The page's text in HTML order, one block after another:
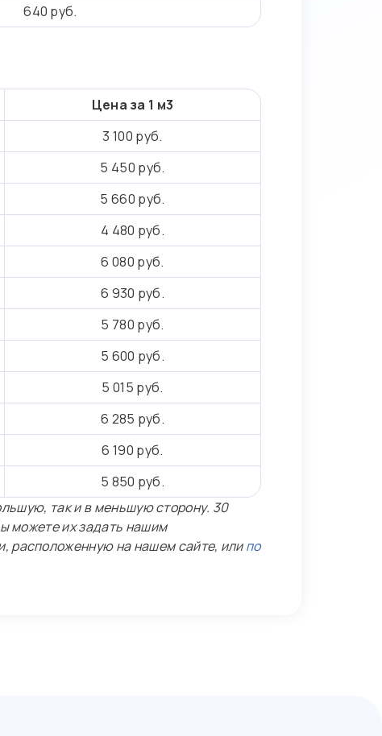
640 руб.
Цена за 1 м3
3 100 руб.
5 450 руб.
5 660 руб.
4 480 руб.
6 080 руб.
6 930 руб.
5 780 руб.
5 600 руб.
5 015 руб.
6 285 руб.
6 190 руб.
5 850 руб.
так и в меньшую сторону. 30
можете их задать нашим
расположенную на нашем сайте, илипо